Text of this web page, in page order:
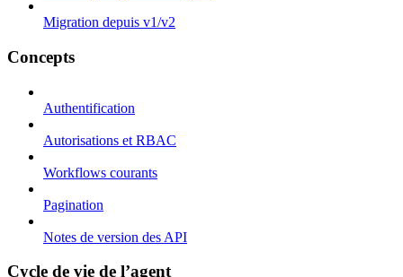
Migration depuis v1/v2
Concepts
Authentification
Autorisations et RBAC
Workflows courants
Pagination
Notes de version des API
Cycle de vie de l’agent